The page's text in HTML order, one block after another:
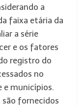
a
faixa etária da
a série
e os fatores
registro do
no
e municípios.
são fornecidos